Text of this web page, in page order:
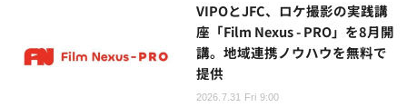
VIPOとJFC、ロケ撮影の実践講
座「Film Nexus - PRO」を8月開
講。地域連携ノウハウを無料で
提供
2026.7.31 Fri 9:00